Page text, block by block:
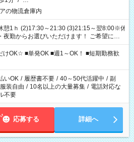
の物流倉庫内
1ｈ (2)17:30～21:30 (3)21:15～翌8:00※休
夜勤からお選びいただけます！ ご希望に合
選べる勤務時間】 8-17
18時/11-21時/18-22時/20-翌4時/21-翌5
ご自身のご都合で選んで頂ける完全自由シ
けOK☆ ■単発OK ■週1～OK！ ■短期勤務歓
いOK / 履歴書不要 / 40～50代活躍中 / 副
服装自由 / 10名以上の大量募集 / 電話対応な
不要
応募する 詳細へ